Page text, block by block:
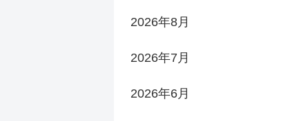
2026年8月
2026年7月
2026年6月